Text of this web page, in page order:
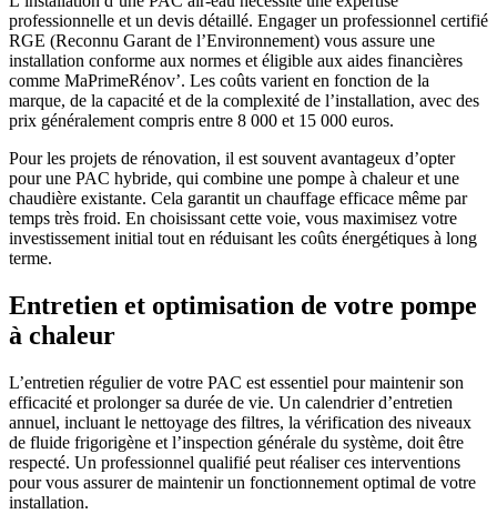
professionnelle et un devis détaillé. Engager un professionnel certifié
RGE (Reconnu Garant de l’Environnement) vous assure une
installation conforme aux normes et éligible aux aides financières
comme MaPrimeRénov’. Les coûts varient en fonction de la
marque, de la capacité et de la complexité de l’installation, avec des
prix généralement compris entre 8 000 et 15 000 euros.
Pour les projets de rénovation, il est souvent avantageux d’opter
pour une PAC hybride, qui combine une pompe à chaleur et une
chaudière existante. Cela garantit un chauffage efficace même par
temps très froid. En choisissant cette voie, vous maximisez votre
investissement initial tout en réduisant les coûts énergétiques à long
terme.
Entretien et optimisation de votre pompe
à chaleur
L’entretien régulier de votre PAC est essentiel pour maintenir son
efficacité et prolonger sa durée de vie. Un calendrier d’entretien
annuel, incluant le nettoyage des filtres, la vérification des niveaux
de fluide frigorigène et l’inspection générale du système, doit être
respecté. Un professionnel qualifié peut réaliser ces interventions
pour vous assurer de maintenir un fonctionnement optimal de votre
installation.